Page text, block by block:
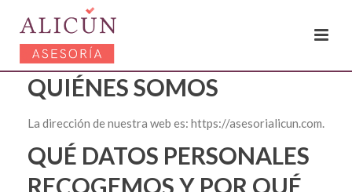
QUIÉNES SOMOS
La dirección de nuestra web es: https://asesorialicun.com.
QUÉ DATOS PERSONALES
RECOGEMOS Y POR QUÉ